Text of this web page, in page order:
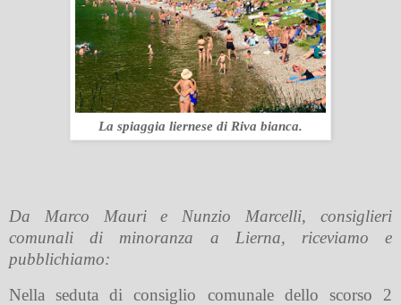
La spiaggia liernese di Riva bianca.
Da Marco Mauri e Nunzio Marcelli, consiglieri
comunali di minoranza a Lierna, riceviamo e
pubblichiamo:
Nella seduta di consiglio comunale dello scorso 2